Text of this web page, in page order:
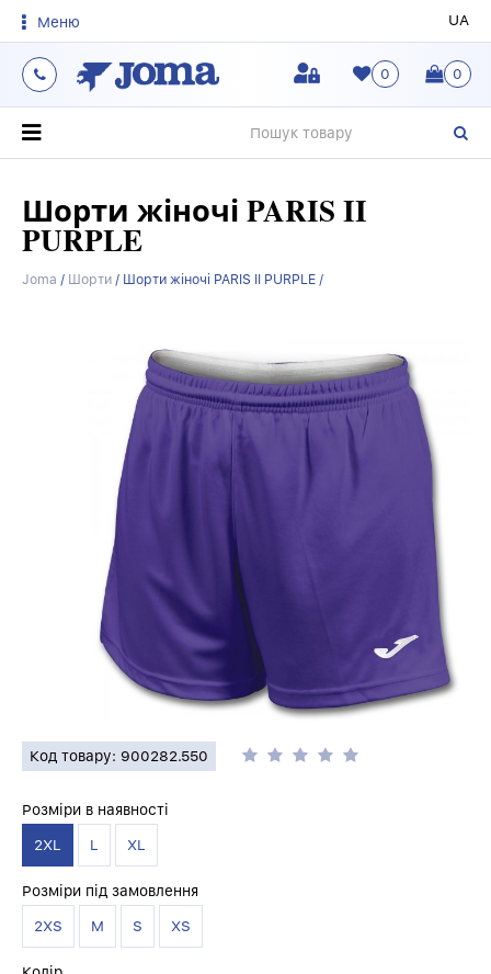
Меню UA
0
0
Шорти жіночі PARIS II
PURPLE
Joma / Шорти / Шорти жіночі PARIS II PURPLE /
Код товару: 900282.550
Розміри в наявності
2XL
L XL
Розміри під замовлення
2XS
M S XS